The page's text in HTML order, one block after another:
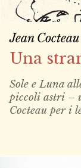
Jean Cocteau
Una
Sole e Luna
piccoli astri –
Cocteau per i